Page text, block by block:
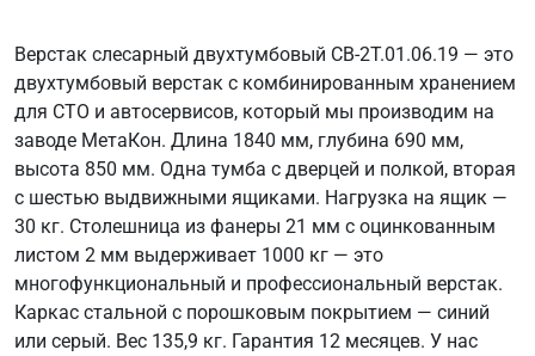
Верстак слесарный двухтумбовый СВ-2Т.01.06.19 — это
двухтумбовый верстак с комбинированным хранением
для СТО и автосервисов, который мы производим на
заводе МетаКон. Длина 1840 мм, глубина 690 мм,
высота 850 мм. Одна тумба с дверцей и полкой, вторая
с шестью выдвижными ящиками. Нагрузка на ящик —
30 кг. Столешница из фанеры 21 мм с оцинкованным
листом 2 мм выдерживает 1000 кг — это
многофункциональный и профессиональный верстак.
Каркас стальной с порошковым покрытием — синий
или серый. Вес 135,9 кг. Гарантия 12 месяцев. У нас